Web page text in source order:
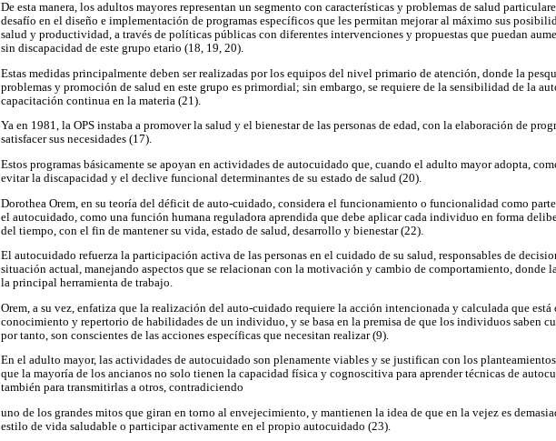
De esta manera, los adultos mayores representan un segmento con características y problemas de salud
desafío en el diseño e implementación de programas específicos que les permitan mejorar al máximo sus
salud y productividad, a través de políticas públicas con diferentes intervenciones y propuestas que puedan
sin discapacidad de este grupo etario (18, 19, 20).
Estas medidas principalmente deben ser realizadas por los equipos del nivel primario de atención, donde la
problemas y promoción de salud en este grupo es primordial; sin embargo, se requiere de la sensibilidad de la
capacitación continua en la materia (21).
Ya en 1981, la OPS instaba a promover la salud y el bienestar de las personas de edad, con la elaboración de
satisfacer sus necesidades (17).
Estos programas básicamente se apoyan en actividades de autocuidado que, cuando el adulto mayor adopta,
evitar la discapacidad y el declive funcional determinantes de su estado de salud (20).
Dorothea Orem, en su teoría del déficit de auto-cuidado, considera el funcionamiento o funcionalidad como
el autocuidado, como una función humana reguladora aprendida que debe aplicar cada individuo en forma
del tiempo, con el fin de mantener su vida, estado de salud, desarrollo y bienestar (22).
El autocuidado refuerza la participación activa de las personas en el cuidado de su salud, responsables de
situación actual, manejando aspectos que se relacionan con la motivación y cambio de comportamiento, donde
la principal herramienta de trabajo.
Orem, a su vez, enfatiza que la realización del auto-cuidado requiere la acción intencionada y calculada que
conocimiento y repertorio de habilidades de un individuo, y se basa en la premisa de que los individuos saben
por tanto, son conscientes de las acciones específicas que necesitan realizar (9).
En el adulto mayor, las actividades de autocuidado son plenamente viables y se justifican con los
que la mayoría de los ancianos no solo tienen la capacidad física y cognoscitiva para aprender técnicas de
también para transmitirlas a otros, contradiciendo
uno de los grandes mitos que giran en torno al envejecimiento, y mantienen la idea de que en la vejez es
estilo de vida saludable o participar activamente en el propio autocuidado (23).